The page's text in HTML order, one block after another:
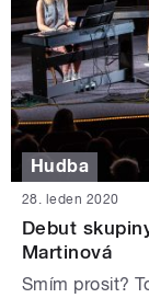
Hudba
28. leden 2020
Debut
Martinová
Smím prosit?